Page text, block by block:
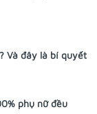
Và đây là bí quyết
phụ nữ đều